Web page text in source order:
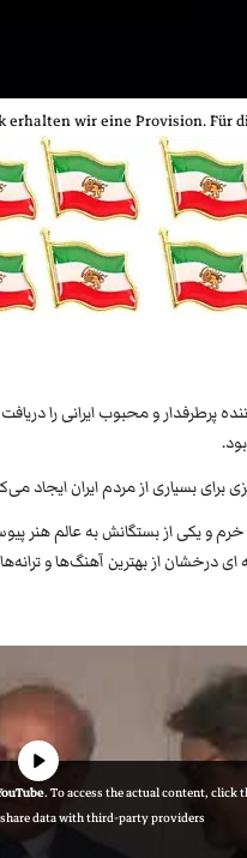
erhalten wir eine Provision. Für
پرطرفدار و محبوب ایرانی را
برای بسیاری از مردم ایران
و یکی از بستگانش به عالم هنر
. To access the actual content, click
data with third-party providers.